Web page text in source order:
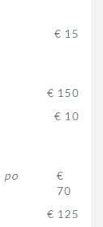
€ 15
€ 150
€ 10
po
€
70
€ 125